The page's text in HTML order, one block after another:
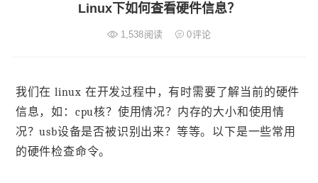
Linux下如何查看硬件信息？
1,538阅读 0评论
我们在 linux 在开发过程中，有时需要了解当前的硬件
信息，如：cpu核？使用情况？内存的大小和使用情
况？usb设备是否被识别出来？等等。以下是一些常用
的硬件检查命令。